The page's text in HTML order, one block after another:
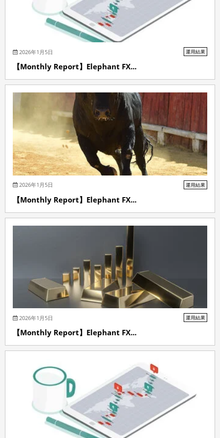
2026年1月5日 運用結果
【Monthly Report】Elephant FX...
2026年1月5日 運用結果
【Monthly Report】Elephant FX...
2026年1月5日 運用結果
【Monthly Report】Elephant FX...